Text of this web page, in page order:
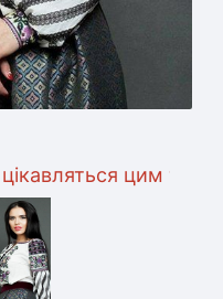
цим товаром